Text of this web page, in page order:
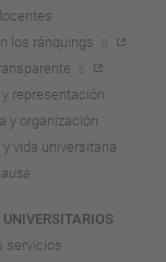
los ránquings
y representación
y organización
vida universitaria
UNIVERSITARIOS
servicios